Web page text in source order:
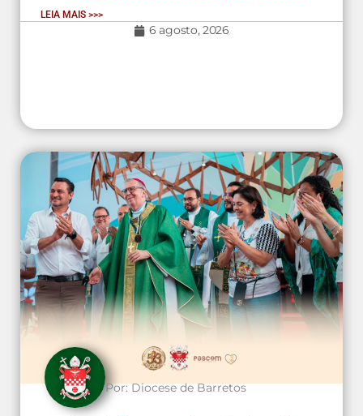
LEIA MAIS >>>
6 agosto, 2026
Por:Diocese de Barretos